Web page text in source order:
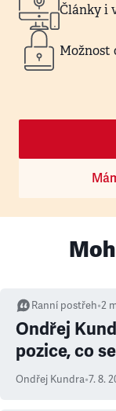
Články i
Možnost
Ranní postřeh•2
Ondřej
pozice, co
Ondřej Kundra•7. 8.